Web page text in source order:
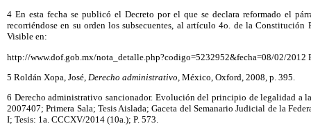
4 En esta fecha se publicó el Decreto por el que se declara reformado el
recorriéndose en su orden los subsecuentes, al artículo 4o. de la
Visible en:
http://www.dof.gob.mx/nota_detalle.php?codigo=5232952&fecha=08/02/2012
5 Roldán Xopa, José, Derecho administrativo, México, Oxford, 2008, p. 395.
6 Derecho administrativo sancionador. Evolución del principio de legalidad a
2007407; Primera Sala; Tesis Aislada; Gaceta del Semanario Judicial de la
I; Tesis: 1a. CCCXV/2014 (10a.); P. 573.